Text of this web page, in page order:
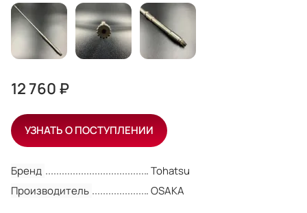
Бренд
Tohatsu
Производитель
OSAKA
12 760 ₽
УЗНАТЬ О ПОСТУПЛЕНИИ